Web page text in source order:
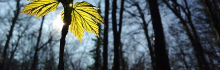
MONROZIER